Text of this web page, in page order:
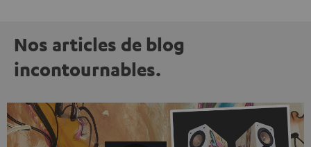
Nos articles de blog
incontournables.